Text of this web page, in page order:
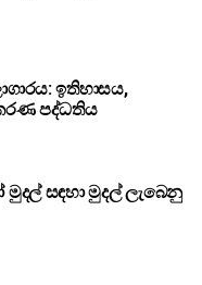
ඉතිහාසය,
පද්ධතිය
සඳහා මුදල් ලැබෙනු